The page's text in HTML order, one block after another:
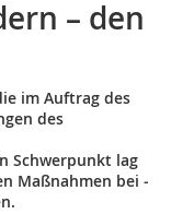
– den
im Auftrag des
des
Schwerpunkt lag
Maßnahmen bei